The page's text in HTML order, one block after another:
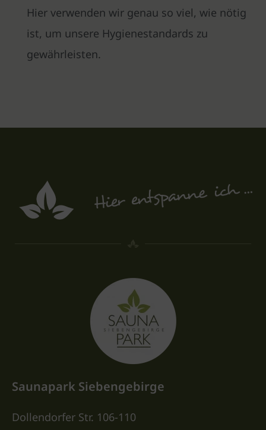
Hier verwenden wir genau so viel, wie nötig
ist, um unsere Hygienestandards zu
gewährleisten.
Saunapark Siebengebirge
Dollendorfer Str. 106-110